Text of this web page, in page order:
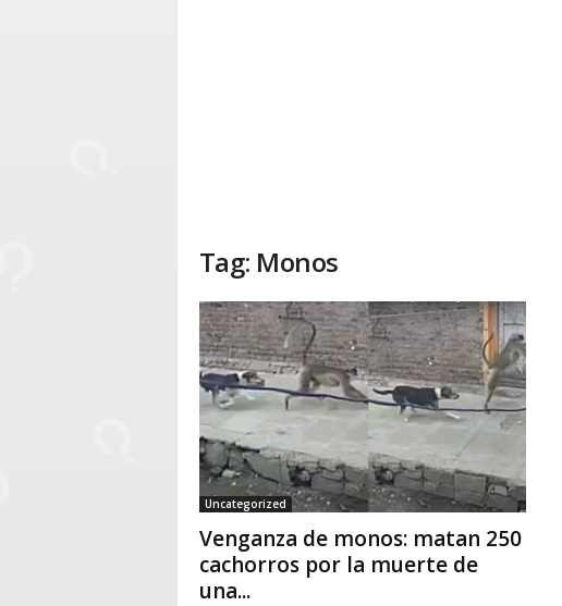
Tag: Monos
Uncategorized
Venganza de monos: matan 250
cachorros por la muerte de
una...